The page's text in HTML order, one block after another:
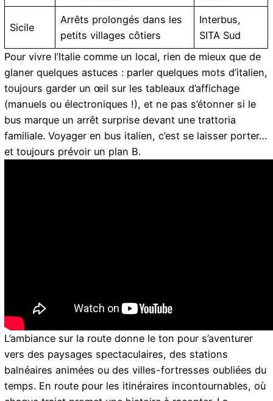
Sicile
Arrêts prolongés dans les
petits villages côtiers
Interbus,
SITA Sud
Pour vivre l’Italie comme un local, rien de mieux que de
glaner quelques astuces : parler quelques mots d’italien,
toujours garder un œil sur les tableaux d’affichage
(manuels ou électroniques !), et ne pas s’étonner si le
bus marque un arrêt surprise devant une trattoria
familiale. Voyager en bus italien, c’est se laisser porter…
et toujours prévoir un plan B.
L’ambiance sur la route donne le ton pour s’aventurer
vers des paysages spectaculaires, des stations
balnéaires animées ou des villes-fortresses oubliées du
temps. En route pour les itinéraires incontournables, où